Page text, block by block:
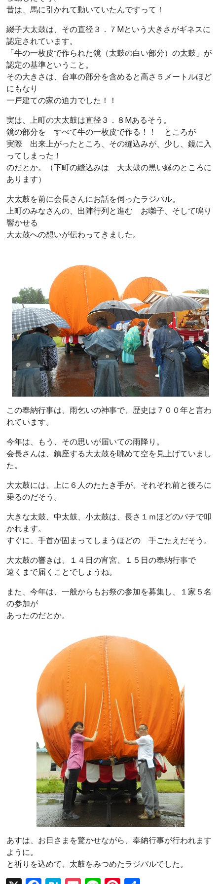
昔は、馬に引かれて動いていたんですって！
綴子大太鼓は、その直径３．７Mという大きさがギネスに
認定されています。
「牛の一枚皮で作られた鏡（太鼓の白い部分）の太鼓」が
認定の基準ということ。
その大きさは、台車の部分を含めると高さ５メートルほど
にもなり
一戸建ての家の迫力でした！！
実は、上町の大太鼓は直径３．８Mあるそう。
鏡の部分を すべて牛の一枚皮で作る！！ ところが
実際 出来上がったところ、その縫込みが、少し、鏡に入
ってしまった！
のだとか。（下町の縫込みは 大太鼓の黒い縁のところに
あります）
大太鼓を前に会長さんにお話を伺ったラジパル。
上町のみなさんの、出陣行列と進む お囃子、そして鳴り
響かせる
大太鼓への想いが伝わってきました。
この奉納行事は、雨乞いの神事で、歴史は７００年と言わ
れています。
今年は、もう、その思いが届いての雨降り。
会長さんは、鎮座する大太鼓を眺めて空を見上げていまし
た。
大太鼓には、上に６人のたたき手が、それぞれ前と後ろに
乗るのだそう。
大きな太鼓、中太鼓、小太鼓は、長さ１ｍほどのバチで叩
かれます。
すぐに、手首が固まってしまうほどの 手ごたえだそう。
大太鼓の響きは、１４日の宵宮、１５日の奉納行事で
遠くまで届くことでしょうね。
また、今年は、一般からもお祭の参加を募集し、１家５名
の参加が
あったのだとか。
あすは、お日さまを驚かせながら、奉納行事が行われます
ように。
と祈りを込めて、太鼓をみつめたラジパルでした。